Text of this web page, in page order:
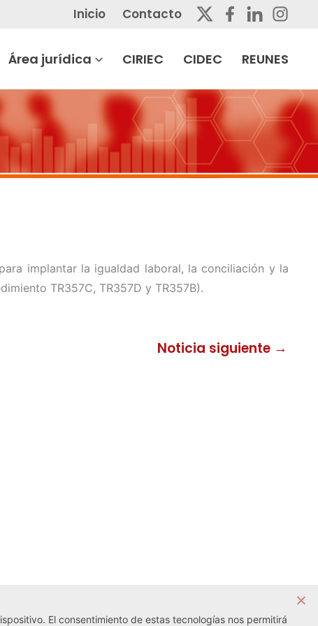
Inicio Contacto
Área jurídica CIRIEC CIDEC REUNES
para implantar la igualdad laboral, la conciliación y la
TR357C, TR357D y TR357B).
Noticia siguiente →
El consentimiento de estas tecnologías nos permitirá